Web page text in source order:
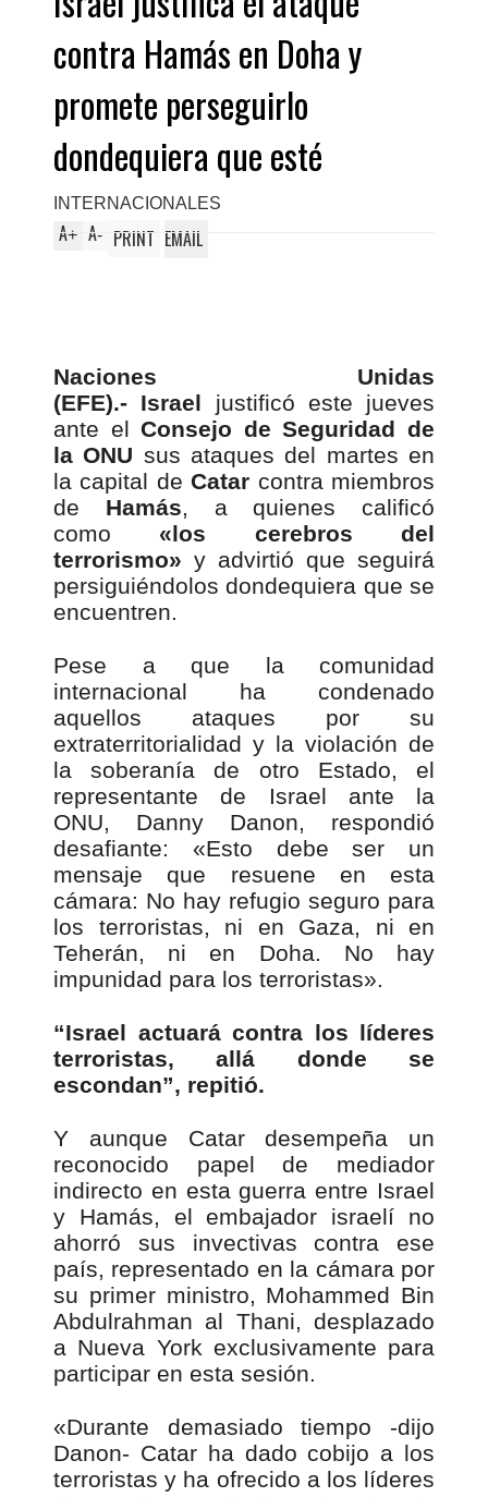
contra Hamás en Doha y
promete perseguirlo
dondequiera que esté
INTERNACIONALES
A+ A- PRINT EMAIL
Naciones Unidas
(EFE).- Israel justificó este jueves
ante elConsejo de Seguridad de
la ONU sus ataques del martes en
la capital deCatar contra miembros
de Hamás, a quienes calificó
como «los cerebros del
terrorismo» y advirtió que seguirá
persiguiéndolos dondequiera que se
encuentren.
Pese a que la comunidad
internacional ha condenado
aquellos ataques por su
extraterritorialidad y la violación de
la soberanía de otro Estado, el
representante de Israel ante la
ONU, Danny Danon, respondió
desafiante: «Esto debe ser un
mensaje que resuene en esta
cámara: No hay refugio seguro para
los terroristas, ni en Gaza, ni en
Teherán, ni en Doha. No hay
impunidad para los terroristas».
“Israel actuará contra los líderes
terroristas, allá donde se
escondan”, repitió.
Y aunque Catar desempeña un
reconocido papel de mediador
indirecto en esta guerra entre Israel
y Hamás, el embajador israelí no
ahorró sus invectivas contra ese
país, representado en la cámara por
su primer ministro, Mohammed Bin
Abdulrahman al Thani, desplazado
a Nueva York exclusivamente para
participar en esta sesión.
«Durante demasiado tiempo -dijo
Danon- Catar ha dado cobijo a los
terroristas y ha ofrecido a los líderes